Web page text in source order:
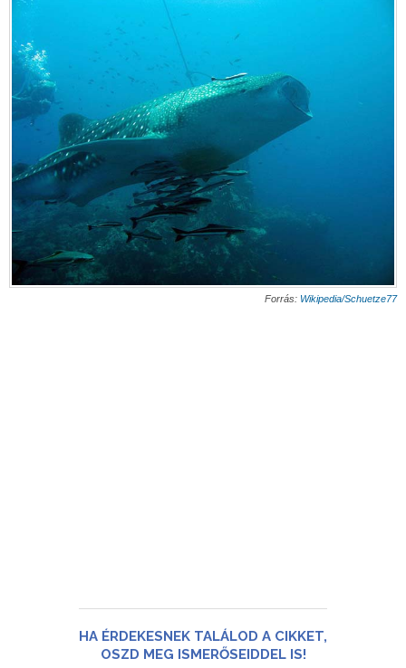
Forrás: Wikipedia/Schuetze77
HA ÉRDEKESNEK TALÁLOD A CIKKET,
OSZD MEG ISMERŐSEIDDEL IS!